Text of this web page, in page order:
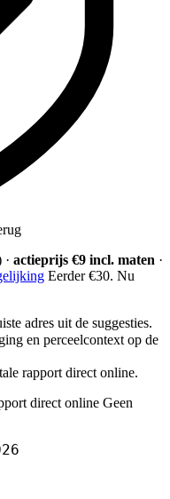
actieprijs €9 incl. maten ·
Eerder €30. Nu
adres uit de suggesties.
en perceelcontext op de
rapport direct online.
direct online Geen